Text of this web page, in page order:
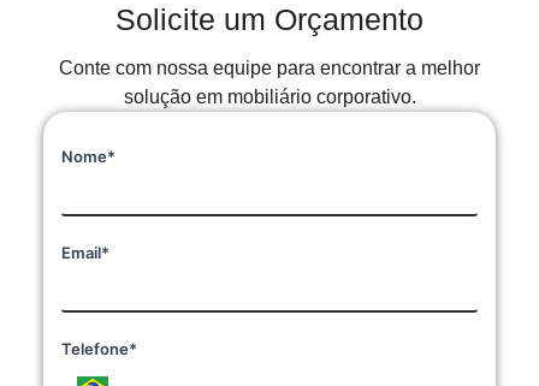
Solicite um Orçamento
Conte com nossa equipe para encontrar a melhor
solução em mobiliário corporativo.
Nome*
Email*
Telefone*